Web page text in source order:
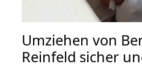
Umziehen von
Reinfeld sicher